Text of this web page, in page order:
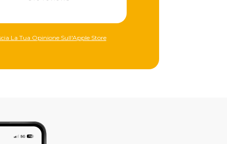
La Tua Opinione Sull'Apple Store